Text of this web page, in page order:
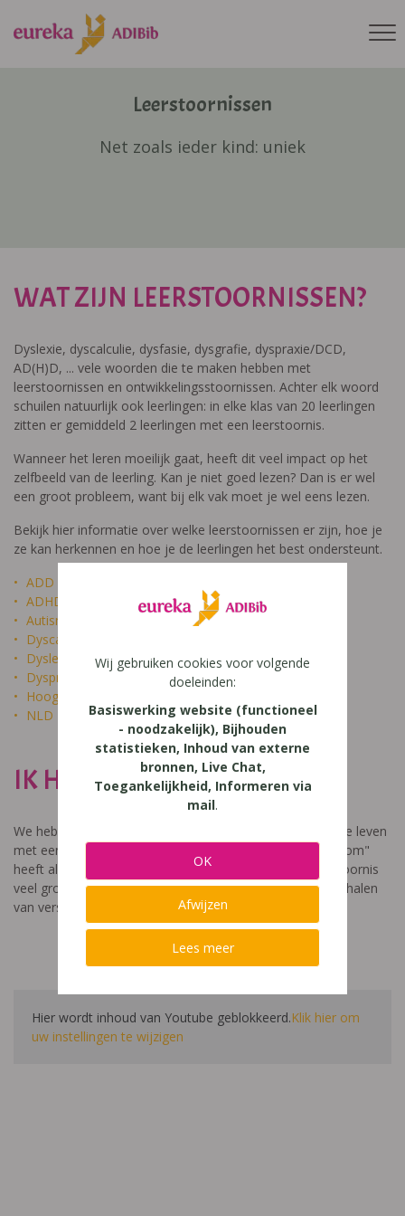
Leerstoornissen
Net zoals ieder kind: uniek
WAT ZIJN LEERSTOORNISSEN?
Dyslexie, dyscalculie, dysfasie, dysgrafie, dyspraxie/DCD,
AD(H)D, ... vele woorden die te maken hebben met
leerstoornissen en ontwikkelingsstoornissen. Achter elk woord
schuilen natuurlijk ook leerlingen: in elke klas van 20 leerlingen
zitten er gemiddeld 2 leerlingen met een leerstoornis.
Wanneer het leren moeilijk gaat, heeft dit veel impact op het
zelfbeeld van de leerling. Kan je niet goed lezen? Dan is er wel
een groot probleem, want bij elk vak moet je wel eens lezen.
Bekijk hier informatie over welke leerstoornissen er zijn, hoe je
ze kan herkennen en hoe je de leerlingen het best ondersteunt.
ADD
ADHD
Autisme
Dyscalculie
Dyslexie
Dyspraxie
Hoogbegaafdheid
NLD
IK HEET NIET DOM
We hebben een video gemaakt die toont hoe het is om te leven
met een leerstoornis. De film met als titel: "Ik heet niet dom"
heeft als doel aan te tonen dat de impact van een leerstoornis
veel groter is dan enkel wat je ziet in de klas. Je hoort verhalen
van verschillende leerlingen en ouders.
Hier wordt inhoud van Youtube geblokkeerd.Klik hier om
uw instellingen te wijzigen
Wij gebruiken cookies voor volgende
doeleinden:
Basiswerking website (functioneel
- noodzakelijk), Bijhouden
statistieken, Inhoud van externe
bronnen, Live Chat,
Toegankelijkheid, Informeren via
mail.
OK
Afwijzen
Lees meer